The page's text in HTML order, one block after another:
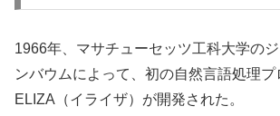
1966年、マサチューセッツ工科大学の
ンバウムによって、初の自然言語処理プ
ELIZA（イライザ）が開発された。